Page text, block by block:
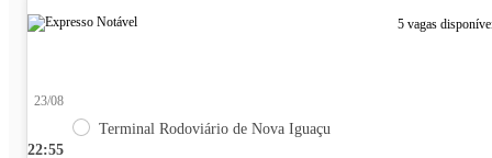
5 vagas
22:55
23/08
Terminal Rodoviário de Nova Iguaçu